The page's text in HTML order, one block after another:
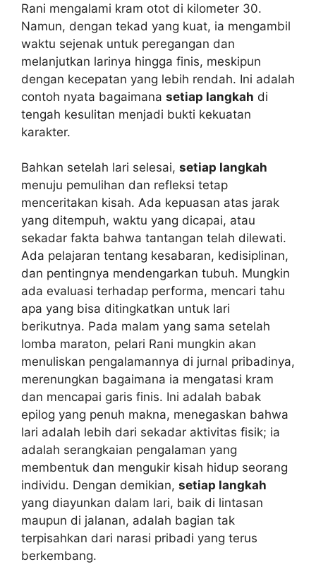
Rani mengalami kram otot di kilometer 30.
Namun, dengan tekad yang kuat, ia mengambil
waktu sejenak untuk peregangan dan
melanjutkan larinya hingga finis, meskipun
dengan kecepatan yang lebih rendah. Ini adalah
contoh nyata bagaimana setiap langkah di
tengah kesulitan menjadi bukti kekuatan
karakter.
Bahkan setelah lari selesai, setiap langkah
menuju pemulihan dan refleksi tetap
menceritakan kisah. Ada kepuasan atas jarak
yang ditempuh, waktu yang dicapai, atau
sekadar fakta bahwa tantangan telah dilewati.
Ada pelajaran tentang kesabaran, kedisiplinan,
dan pentingnya mendengarkan tubuh. Mungkin
ada evaluasi terhadap performa, mencari tahu
apa yang bisa ditingkatkan untuk lari
berikutnya. Pada malam yang sama setelah
lomba maraton, pelari Rani mungkin akan
menuliskan pengalamannya di jurnal pribadinya,
merenungkan bagaimana ia mengatasi kram
dan mencapai garis finis. Ini adalah babak
epilog yang penuh makna, menegaskan bahwa
lari adalah lebih dari sekadar aktivitas fisik; ia
adalah serangkaian pengalaman yang
membentuk dan mengukir kisah hidup seorang
individu. Dengan demikian, setiap langkah
yang diayunkan dalam lari, baik di lintasan
maupun di jalanan, adalah bagian tak
terpisahkan dari narasi pribadi yang terus
berkembang.